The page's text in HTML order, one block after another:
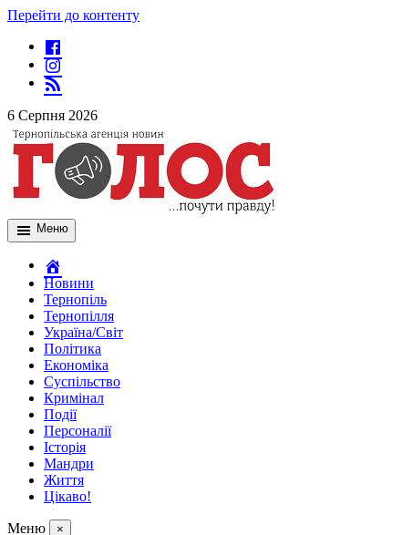
Перейти до контенту
6 Серпня 2026
Меню
Новини
Тернопіль
Тернопілля
Україна/Світ
Політика
Економіка
Суспільство
Кримінал
Події
Персоналії
Історія
Мандри
Життя
Цікаво!
Меню ×